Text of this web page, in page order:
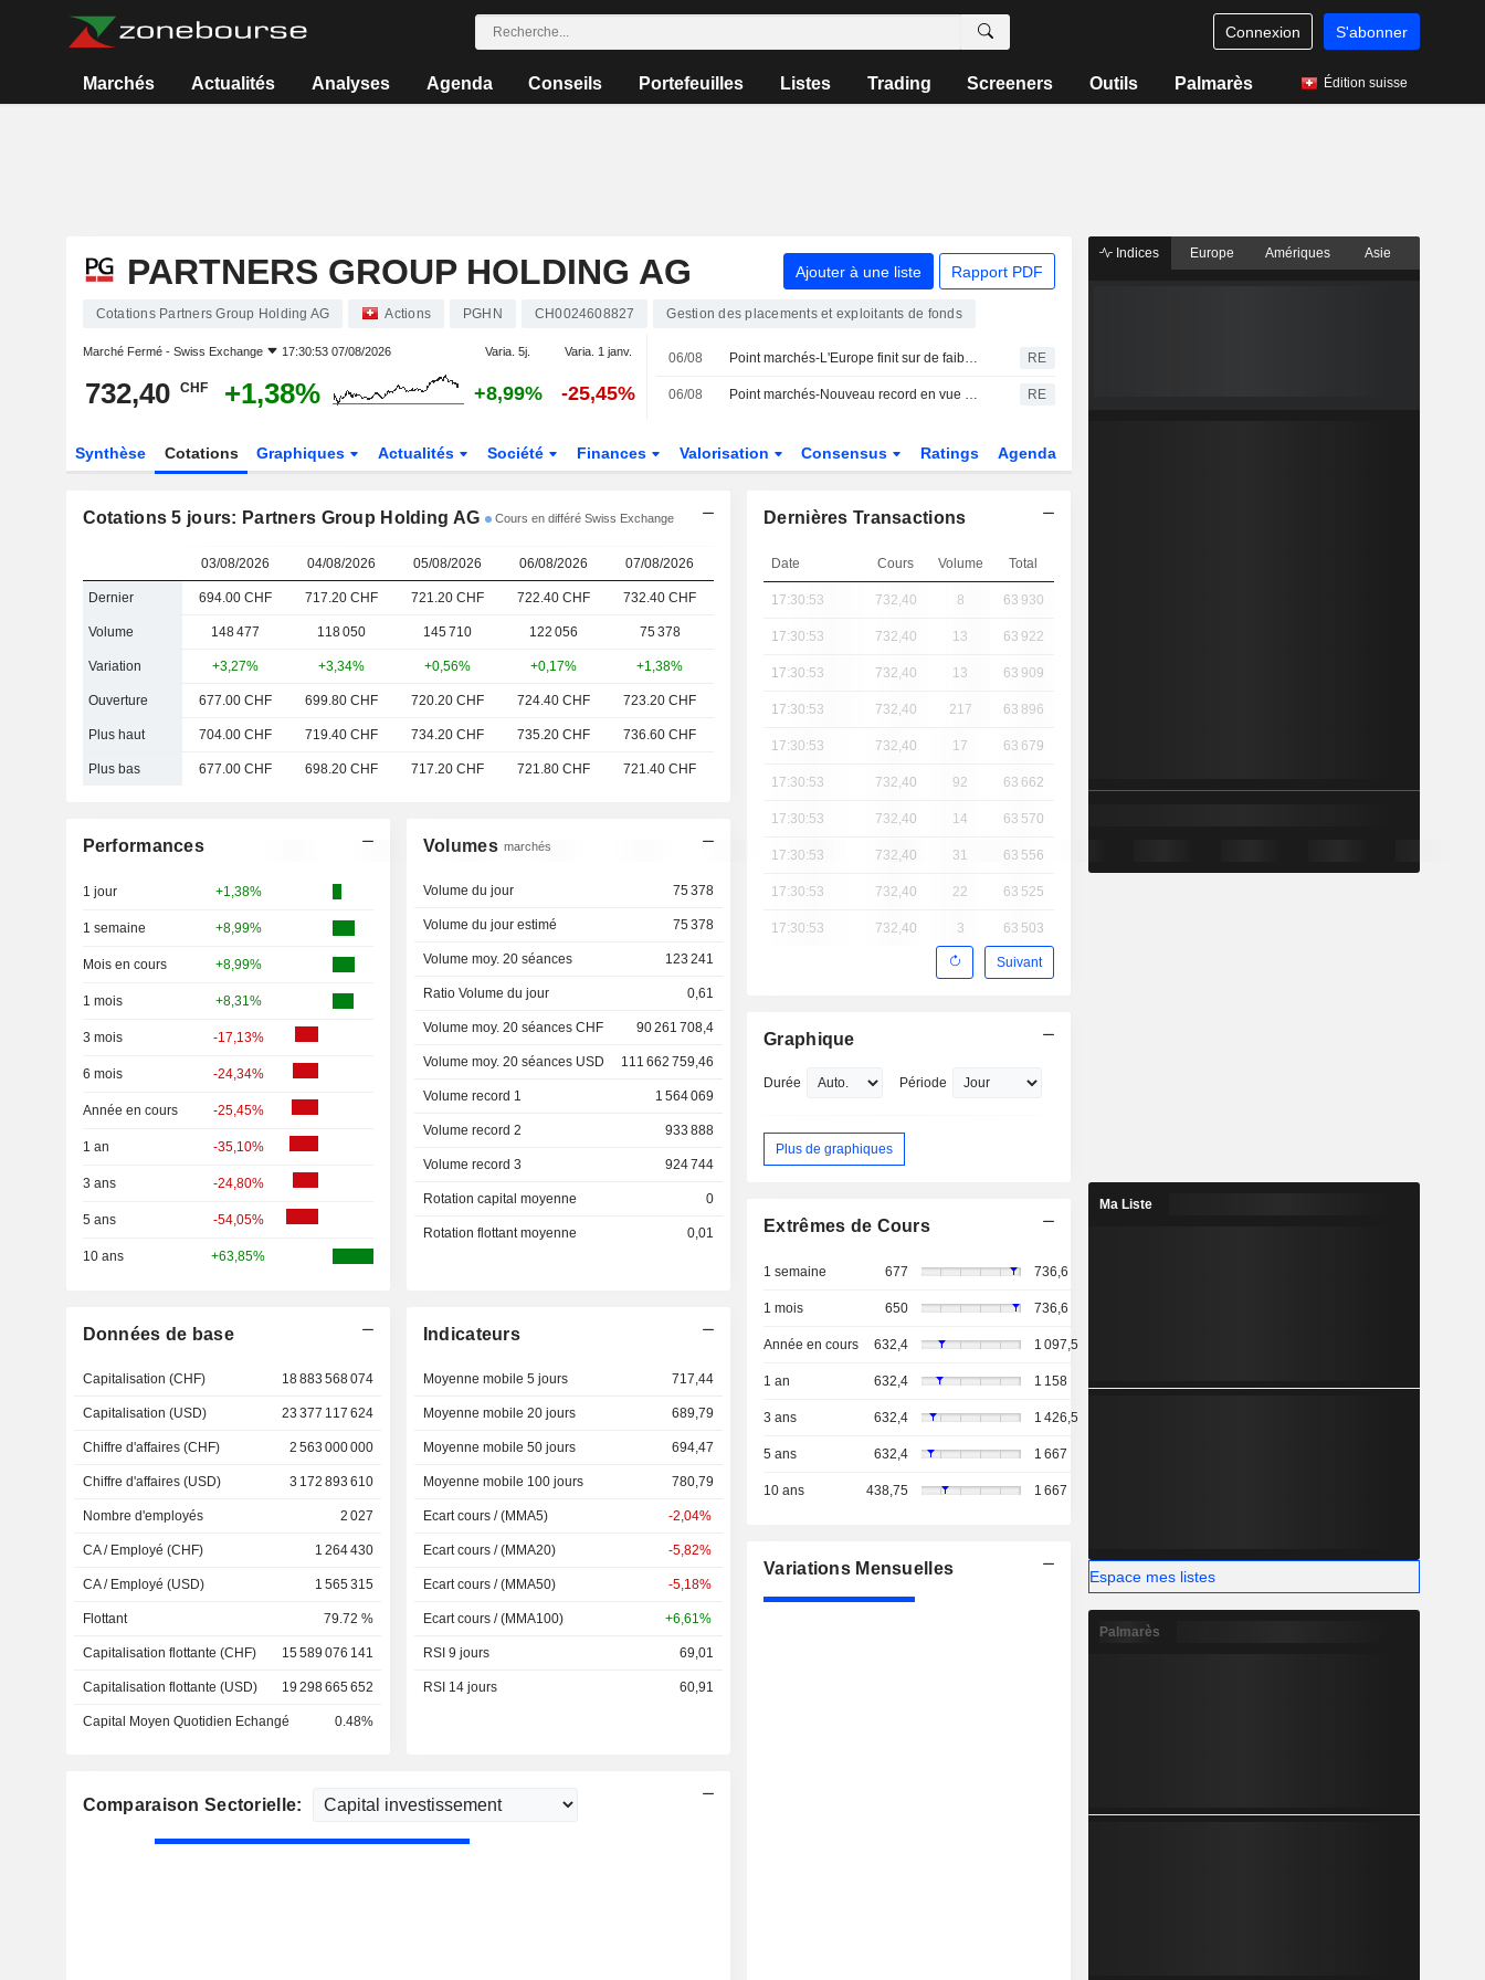
Connexion S'abonner
Marchés Actualités Analyses Agenda Conseils Portefeuilles Listes Trading Screeners Outils Palmarès Édition suisse
PARTNERS GROUP HOLDING AG Ajouter à une liste Rapport PDF
Cotations Partners Group Holding AG Actions PGHN CH0024608827 Gestion des placements et exploitants de fonds
Marché Fermé - Swiss Exchange 17:30:53 07/08/2026 Varia. 5j. Varia. 1 janv.
732,40 CHF +1,38% +8,99% -25,45%
06/08 Point marchés-L'Europe finit sur de faibles variations, le Moyen-Orient inquiète de nouveau RE
06/08 Point marchés-Nouveau record en vue du Dow Jones, l'Europe aussi sur des sommets RE
Synthèse Cotations Graphiques Actualités Société Finances Valorisation Consensus Ratings Agenda
Cotations 5 jours: Partners Group Holding AG Cours en différé Swiss Exchange
03/08/2026 04/08/2026 05/08/2026 06/08/2026 07/08/2026
Dernier 694.00 CHF 717.20 CHF 721.20 CHF 722.40 CHF 732.40 CHF
Volume 148 477 118 050 145 710 122 056 75 378
Variation +3,27% +3,34% +0,56% +0,17% +1,38%
Ouverture 677.00 CHF 699.80 CHF 720.20 CHF 724.40 CHF 723.20 CHF
Plus haut 704.00 CHF 719.40 CHF 734.20 CHF 735.20 CHF 736.60 CHF
Plus bas 677.00 CHF 698.20 CHF 717.20 CHF 721.80 CHF 721.40 CHF
Performances
1 jour +1,38%
1 semaine +8,99%
Mois en cours +8,99%
1 mois +8,31%
3 mois -17,13%
6 mois -24,34%
Année en cours -25,45%
1 an -35,10%
3 ans -24,80%
5 ans -54,05%
10 ans +63,85%
Volumes marchés
Volume du jour 75 378
Volume du jour estimé 75 378
Volume moy. 20 séances 123 241
Ratio Volume du jour 0,61
Volume moy. 20 séances CHF 90 261 708,4
Volume moy. 20 séances USD 111 662 759,46
Volume record 1 1 564 069
Volume record 2 933 888
Volume record 3 924 744
Rotation capital moyenne 0
Rotation flottant moyenne 0,01
Données de base
Capitalisation (CHF) 18 883 568 074
Capitalisation (USD) 23 377 117 624
Chiffre d'affaires (CHF) 2 563 000 000
Chiffre d'affaires (USD) 3 172 893 610
Nombre d'employés 2 027
CA / Employé (CHF) 1 264 430
CA / Employé (USD) 1 565 315
Flottant 79.72 %
Capitalisation flottante (CHF) 15 589 076 141
Capitalisation flottante (USD) 19 298 665 652
Capital Moyen Quotidien Echangé 0.48%
Indicateurs
Moyenne mobile 5 jours 717,44
Moyenne mobile 20 jours 689,79
Moyenne mobile 50 jours 694,47
Moyenne mobile 100 jours 780,79
Ecart cours / (MMA5) -2,04%
Ecart cours / (MMA20) -5,82%
Ecart cours / (MMA50) -5,18%
Ecart cours / (MMA100) +6,61%
RSI 9 jours 69,01
RSI 14 jours 60,91
Comparaison Sectorielle:
Dernières Transactions
Date Cours Volume Total
17:30:53 732,40 8 63 930
17:30:53 732,40 13 63 922
17:30:53 732,40 13 63 909
17:30:53 732,40 217 63 896
17:30:53 732,40 17 63 679
17:30:53 732,40 92 63 662
17:30:53 732,40 14 63 570
17:30:53 732,40 31 63 556
17:30:53 732,40 22 63 525
17:30:53 732,40 3 63 503
Suivant
Graphique
Durée Période
Plus de graphiques
Extrêmes de Cours
1 semaine 677 736,6
1 mois 650 736,6
Année en cours 632,4 1 097,5
1 an 632,4 1 158
3 ans 632,4 1 426,5
5 ans 632,4 1 667
10 ans 438,75 1 667
Variations Mensuelles
Indices Europe Amériques Asie
Ma Liste
Espace mes listes
Palmarès